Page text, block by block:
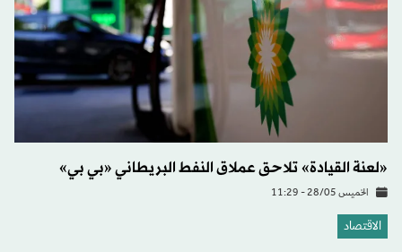
«لعنة القيادة» تلاحق عملاق النفط البريطاني «بي بي»
الخميس 28/05 - 11:29
الاقتصاد